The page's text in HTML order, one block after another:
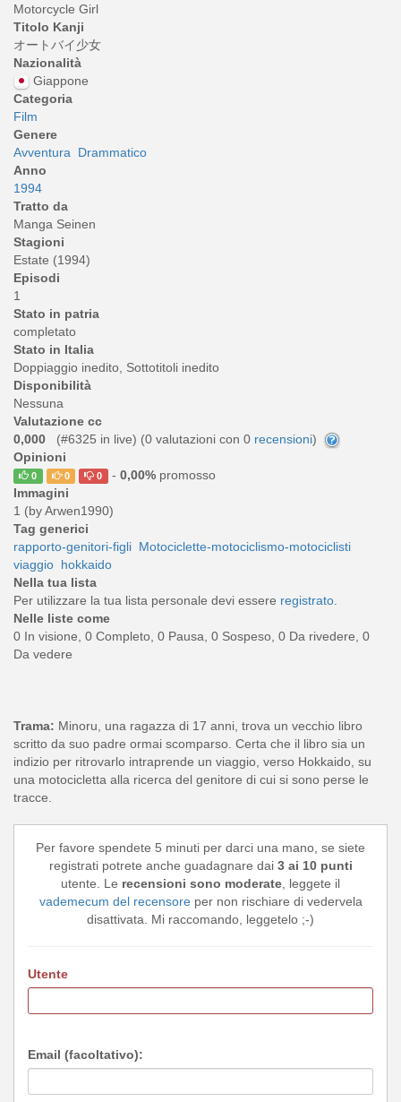
Motorcycle Girl
Titolo Kanji
オートバイ少女
Nazionalità
Giappone
Categoria
Film
Genere
Avventura
Drammatico
Anno
1994
Tratto da
Manga Seinen
Stagioni
Estate (1994)
Episodi
1
Stato in patria
completato
Stato in Italia
Doppiaggio inedito, Sottotitoli inedito
Disponibilità
Nessuna
Valutazione cc
0,000
(#6325 in live) (0 valutazioni con 0 recensioni)
Opinioni
0 0 0 - 0,00%promosso
Immagini
1 (by Arwen1990)
Tag generici
rapporto-genitori-figli Motociclette-motociclismo-motociclisti
viaggio hokkaido
Nella tua lista
Per utilizzare la tua lista personale devi essere registrato.
Nelle liste come
0 In visione, 0 Completo, 0 Pausa, 0 Sospeso, 0 Da rivedere, 0
Da vedere
Trama: Minoru, una ragazza di 17 anni, trova un vecchio libro
scritto da suo padre ormai scomparso. Certa che il libro sia un
indizio per ritrovarlo intraprende un viaggio, verso Hokkaido, su
una motocicletta alla ricerca del genitore di cui si sono perse le
tracce.
Per favore spendete 5 minuti per darci una mano, se siete
registrati potrete anche guadagnare dai 3 ai 10 punti
utente. Le recensioni sono moderate, leggete il
vademecum del recensoreper non rischiare di vedervela
disattivata. Mi raccomando, leggetelo ;-)
Utente
Email (facoltativo):